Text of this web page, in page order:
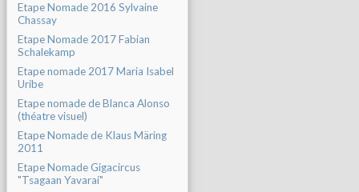
Etape Nomade 2016 Sylvaine
Chassay
Etape Nomade 2017 Fabian
Schalekamp
Etape nomade 2017 Maria Isabel
Uribe
Etape nomade de Blanca Alonso
(théatre visuel)
Etape Nomade de Klaus Märing
2011
Etape Nomade Gigacircus
"Tsagaan Yavarai"